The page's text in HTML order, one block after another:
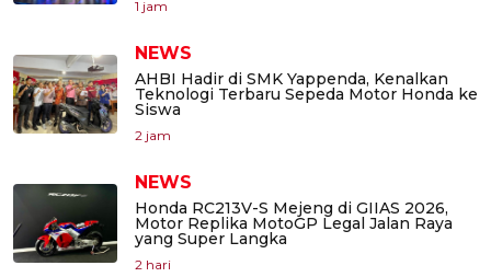
1 jam
NEWS
AHBI Hadir di SMK Yappenda, Kenalkan
Teknologi Terbaru Sepeda Motor Honda ke
Siswa
2 jam
NEWS
Honda RC213V-S Mejeng di GIIAS 2026,
Motor Replika MotoGP Legal Jalan Raya
yang Super Langka
2 hari